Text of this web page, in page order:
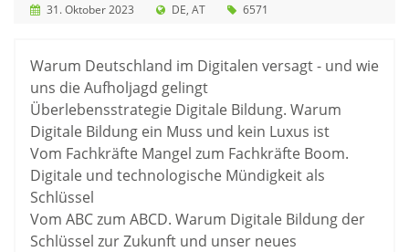
31. Oktober 2023 DE AT 6571
Warum Deutschland im Digitalen versagt - und wie
uns die Aufholjagd gelingt
Überlebensstrategie Digitale Bildung. Warum
Digitale Bildung ein Muss und kein Luxus ist
Vom Fachkräfte Mangel zum Fachkräfte Boom.
Digitale und technologische Mündigkeit als
Schlüssel
Vom ABC zum ABCD. Warum Digitale Bildung der
Schlüssel zur Zukunft und unser neues